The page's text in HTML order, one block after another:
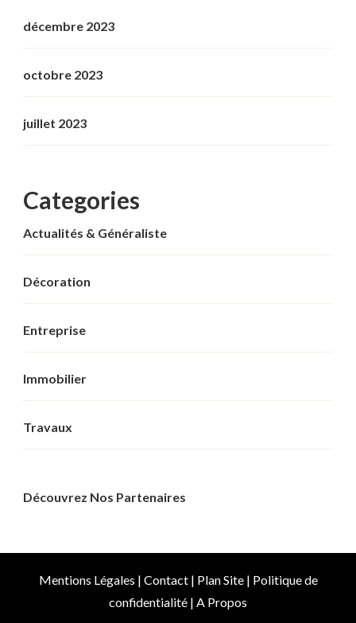
décembre 2023
octobre 2023
juillet 2023
Categories
Actualités & Généraliste
Décoration
Entreprise
Immobilier
Travaux
Découvrez Nos Partenaires
Mentions Légales | Contact| Plan Site| Politique de
confidentialité | A Propos